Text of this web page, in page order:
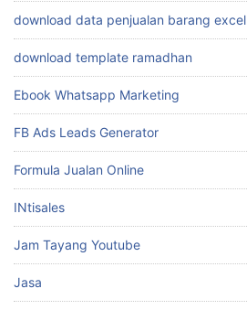
download data penjualan barang excel
download template ramadhan
Ebook Whatsapp Marketing
FB Ads Leads Generator
Formula Jualan Online
INtisales
Jam Tayang Youtube
Jasa